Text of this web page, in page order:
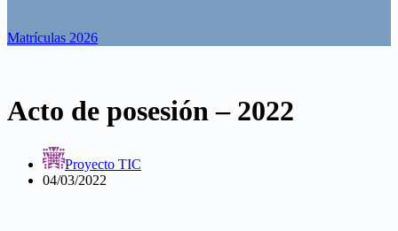
Matrículas 2026
Acto de posesión – 2022
Proyecto TIC
04/03/2022